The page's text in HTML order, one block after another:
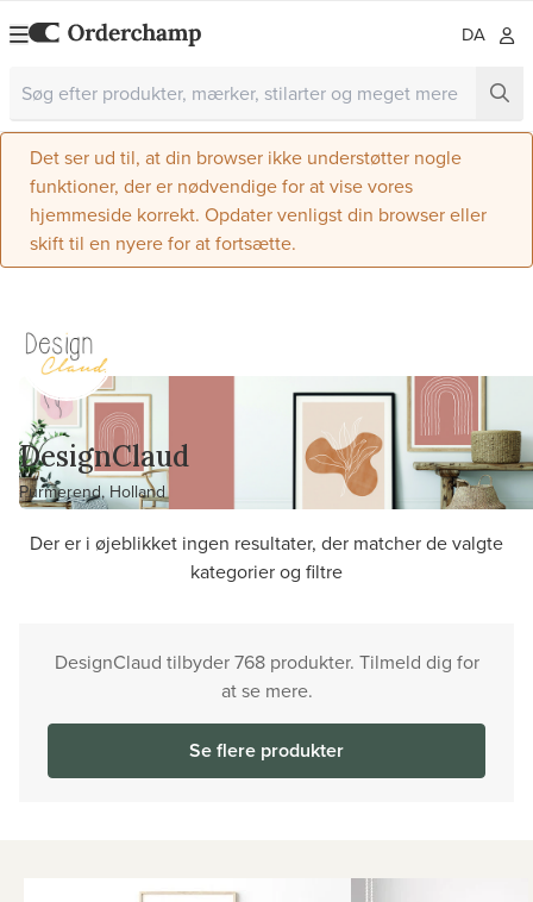
DA
Det ser ud til, at din browser ikke understøtter nogle
funktioner, der er nødvendige for at vise vores
hjemmeside korrekt. Opdater venligst din browser eller
skift til en nyere for at fortsætte.
DesignClaud
Purmerend, Holland
Der er i øjeblikket ingen resultater, der matcher de valgte
kategorier og filtre
DesignClaud tilbyder 768 produkter. Tilmeld dig for
at se mere.
Se flere produkter